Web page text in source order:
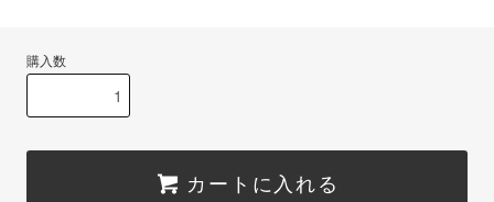
購入数
カートに入れる